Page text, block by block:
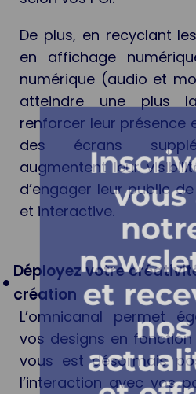
et
De plus, en recyclant
en affichage
numérique (audio et
atteindre une plus
renforcer leur présence
des écrans
augmentent leur
d’engager leur public
et interactive.
Déployez votre
création
L’omnicanal permet
vos designs en
vous est désormais
l’interaction avec vos